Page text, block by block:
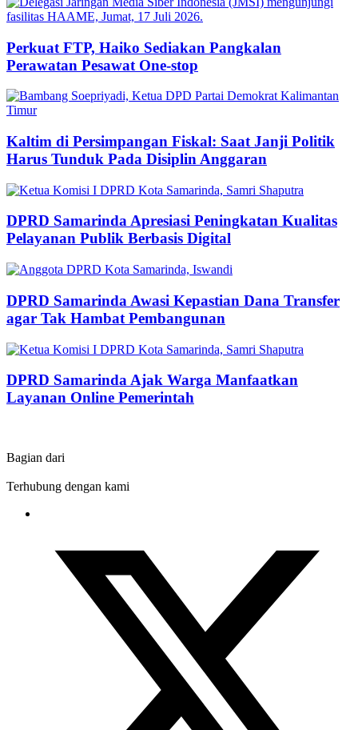
Perkuat FTP, Haiko Sediakan Pangkalan
Perawatan Pesawat One-stop
Kaltim di Persimpangan Fiskal: Saat Janji Politik
Harus Tunduk Pada Disiplin Anggaran
DPRD Samarinda Apresiasi Peningkatan Kualitas
Pelayanan Publik Berbasis Digital
DPRD Samarinda Awasi Kepastian Dana Transfer
agar Tak Hambat Pembangunan
DPRD Samarinda Ajak Warga Manfaatkan
Layanan Online Pemerintah
Bagian dari
Terhubung dengan kami